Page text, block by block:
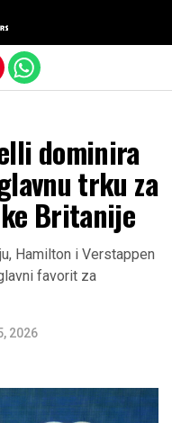
dominira
trku za
Britanije
Hamilton i Verstappen
favorit za
2026